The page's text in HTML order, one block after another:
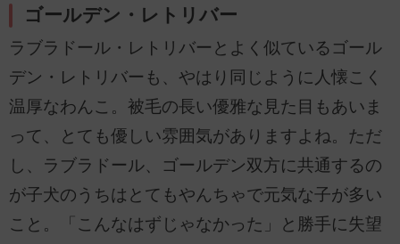
ゴールデン・レトリバー
ラブラドール・レトリバーとよく似ているゴール
デン・レトリバーも、やはり同じように人懐こく
温厚なわんこ。被毛の長い優雅な見た目もあいま
って、とても優しい雰囲気がありますよね。ただ
し、ラブラドール、ゴールデン双方に共通するの
が子犬のうちはとてもやんちゃで元気な子が多い
こと。「こんなはずじゃなかった」と勝手に失望